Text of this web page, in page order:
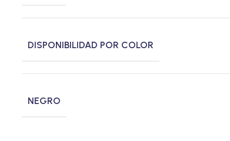
DISPONIBILIDAD POR COLOR
NEGRO